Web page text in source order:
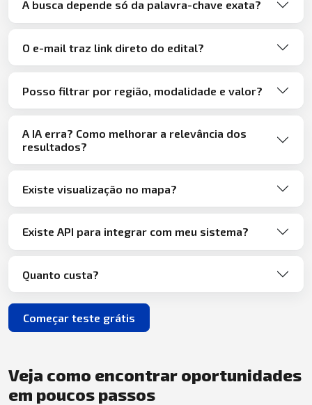
A busca depende só da palavra-chave exata?
O e-mail traz link direto do edital?
Posso filtrar por região, modalidade e valor?
A IA erra? Como melhorar a relevância dos
resultados?
Existe visualização no mapa?
Existe API para integrar com meu sistema?
Quanto custa?
Começar teste grátis
Veja como encontrar oportunidades
em poucos passos